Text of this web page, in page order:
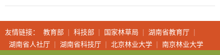
友情链接： 教育部 | 科技部 | 国家林草局 | 湖南省教育厅 |
湖南省人社厅 | 湖南省科技厅 | 北京林业大学 | 南京林业大学